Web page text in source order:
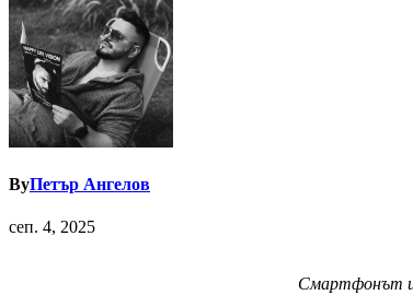
ByПетър Ангелов
сеп. 4, 2025
Смартфонът